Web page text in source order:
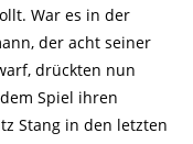
War es in der
der acht seiner
drückten nun
Spiel ihren
Stang in den letzten